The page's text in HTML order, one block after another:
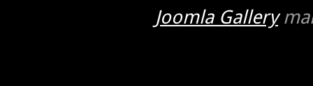
Joomla Gallery